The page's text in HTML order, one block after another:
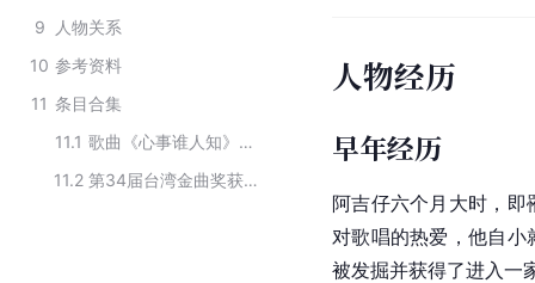
9
人物关系
10 参考资料
11 条目合集
11.1
歌曲《心事谁人知》的创作人员
11.2
第34届台湾金曲奖获奖名单
人物经历
早年经历
阿吉仔六个月大时，
对歌唱的热爱，他自
被发掘并获得了进入一